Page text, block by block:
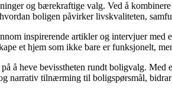
og bærekraftige valg. Ved å
boligen påvirker livskvaliteten,
inspirerende artikler og intervjuer med
et hjem som ikke bare er funksjonelt,
å heve bevisstheten rundt boligvalg.
narrativ tilnærming til boligspørsmål,